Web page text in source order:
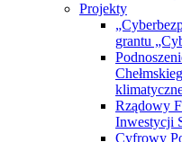
Projekty
grantu
Rządowy
Inwestycji
Cyfrowy